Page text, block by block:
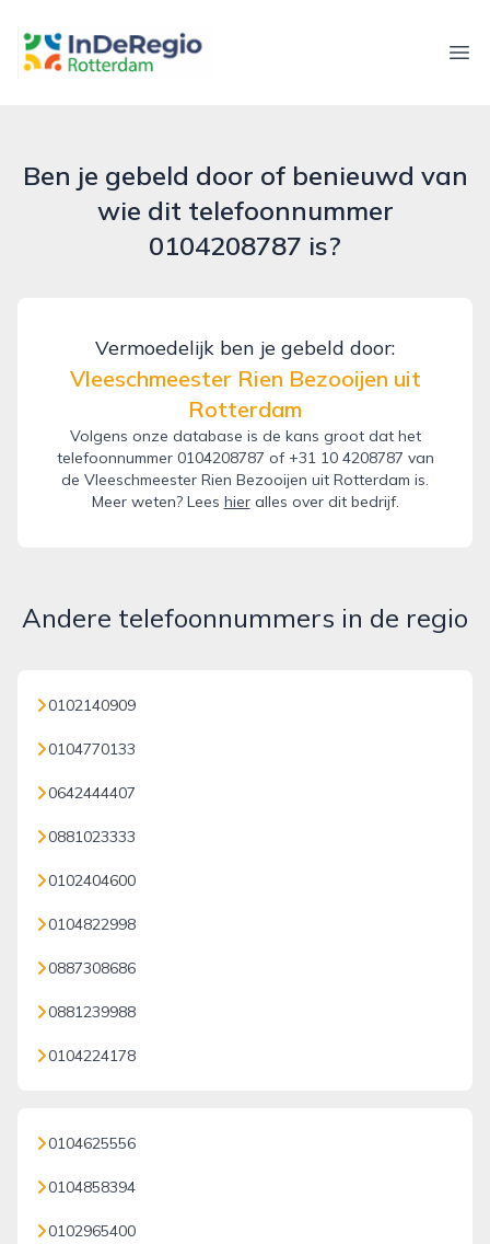
inderegiorotterdam.nl
Ben je gebeld door of benieuwd van
wie dit telefoonnummer
0104208787 is?
Vermoedelijk ben je gebeld door:
Vleeschmeester Rien Bezooijen uit
Rotterdam
Volgens onze database is de kans groot dat het
telefoonnummer 0104208787 of +31 10 4208787 van
de Vleeschmeester Rien Bezooijen uit Rotterdam is.
Meer weten? Lees hieralles over dit bedrijf.
Andere telefoonnummers in de regio
0102140909
0104770133
0642444407
0881023333
0102404600
0104822998
0887308686
0881239988
0104224178
0104625556
0104858394
0102965400